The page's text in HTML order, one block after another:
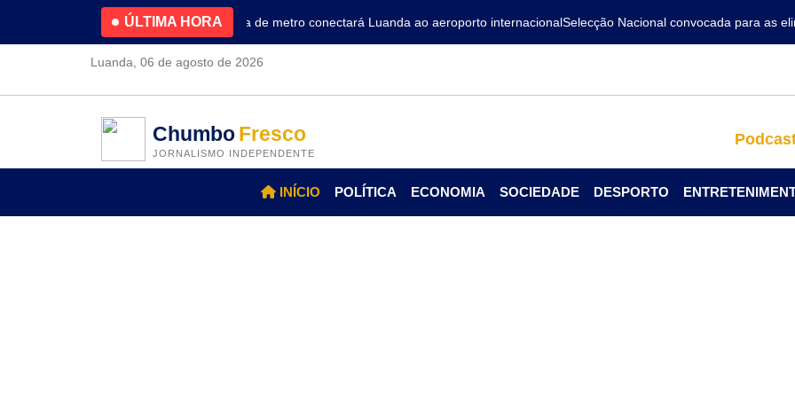
ÚLTIMA HORA
4.2% no primeiro trimestreNova linha de metro conectará Luanda ao aeroporto internacionalSelecção Nacional convocada para as
Luanda, 06 de agosto de 2026
ChumboFresco
JORNALISMO INDEPENDENTE
INÍCIO POLÍTICA ECONOMIA SOCIEDADE DESPORTO